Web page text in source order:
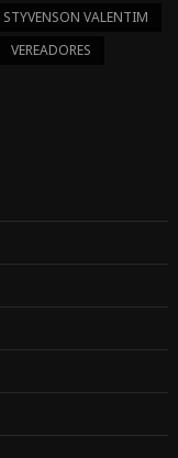
STYVENSON VALENTIM
VEREADORES